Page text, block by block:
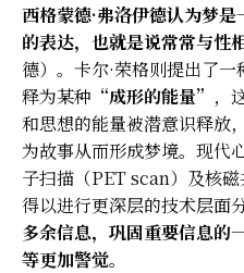
西格蒙德·弗洛伊德认为梦
的表达，也就是说常常与性
德） 。 卡尔·荣格则提出了
释为某种 “成形的能量” ，
和思想的能量被潜意识释放
为故事从而形成梦境。现代
子扫描（PET scan）及核
得以进行更深层的技术层面
多余信息，巩固重要信息的
等更加警觉。